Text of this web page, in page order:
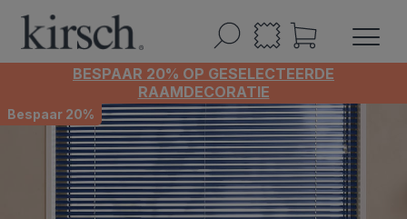
BESPAAR 20% OP GESELECTEERDE
RAAMDECORATIE
Bespaar 20%